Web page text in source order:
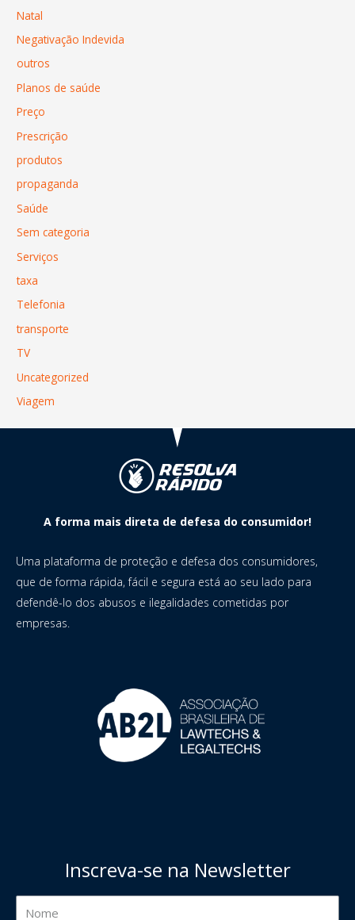
Natal
Negativação Indevida
outros
Planos de saúde
Preço
Prescrição
produtos
propaganda
Saúde
Sem categoria
Serviços
taxa
Telefonia
transporte
TV
Uncategorized
Viagem
A forma mais direta de defesa do consumidor!
Uma plataforma de proteção e defesa dos consumidores,
que de forma rápida, fácil e segura está ao seu lado para
defendê-lo dos abusos e ilegalidades cometidas por
empresas.
Inscreva-se na Newsletter